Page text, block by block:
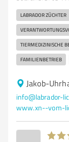
LABRADOR ZÜCHTER
TIERMEDIZINISCHE
FAMILIENBETRIEB
Jakob-
info@labrador-